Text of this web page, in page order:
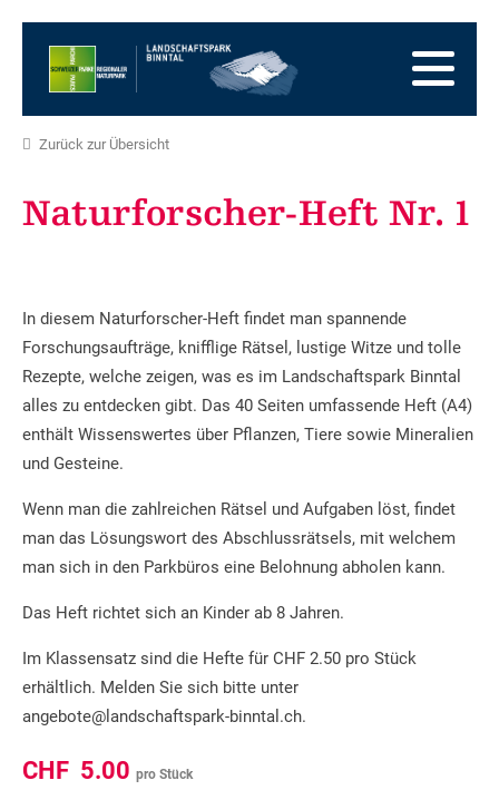
Startseite
Hauptnavigation
Zurück zur Übersicht
Naturforscher-Heft Nr. 1
In diesem Naturforscher-Heft findet man spannende
Forschungsaufträge, knifflige Rätsel, lustige Witze und tolle
Rezepte, welche zeigen, was es im Landschaftspark Binntal
alles zu entdecken gibt. Das 40 Seiten umfassende Heft (A4)
enthält Wissenswertes über Pflanzen, Tiere sowie Mineralien
und Gesteine.
Wenn man die zahlreichen Rätsel und Aufgaben löst, findet
man das Lösungswort des Abschlussrätsels, mit welchem
man sich in den Parkbüros eine Belohnung abholen kann.
Das Heft richtet sich an Kinder ab 8 Jahren.
Im Klassensatz sind die Hefte für CHF 2.50 pro Stück
erhältlich. Melden Sie sich bitte unter
angebote@landschaftspark-binntal.ch.
CHF 5.00 pro Stück